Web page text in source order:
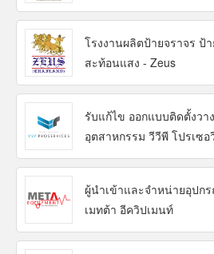
โรงงานผลิตป้ายจราจร ป้า
สะท้อนแสง - Zeus
รับแก้ไข ออกแบบติดตั้งวา
อุตสาหกรรม วีวีพี โปรเซอ
ผู้นำเข้าและจำหน่ายอุปก
เมทต้า อีควิปเมนท์